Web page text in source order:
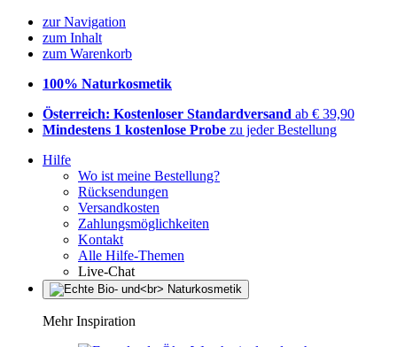
zur Navigation
zum Inhalt
zum Warenkorb
100% Naturkosmetik
Österreich: Kostenloser Standardversand ab € 39,90
Mindestens 1 kostenlose Probe zu jeder Bestellung
Hilfe
Wo ist meine Bestellung?
Rücksendungen
Versandkosten
Zahlungsmöglichkeiten
Kontakt
Alle Hilfe-Themen
Live-Chat
Mehr Inspiration